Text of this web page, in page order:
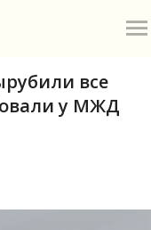
все
у МЖД